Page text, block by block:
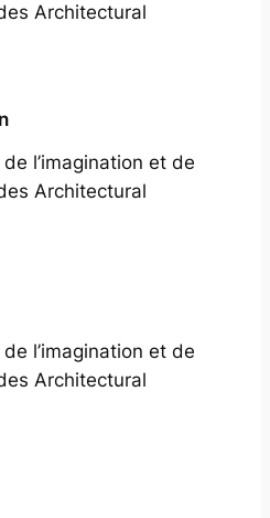
Architectural
l’imagination et de
Architectural
l’imagination et de
Architectural